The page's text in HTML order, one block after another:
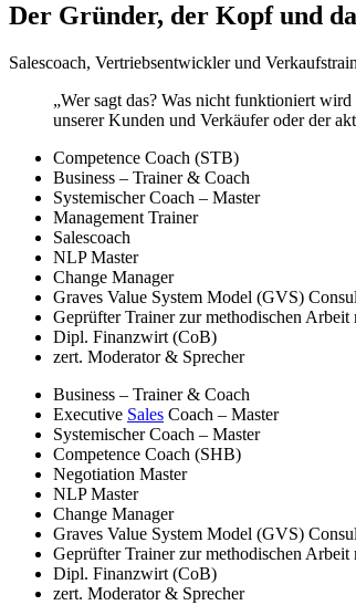
Der Gründer, der Kopf und
Salescoach, Vertriebsentwickler und
„Wer sagt das? Was nicht funktioniert
unserer Kunden und Verkäufer oder der
Competence Coach (STB)
Business – Trainer & Coach
Systemischer Coach – Master
Management Trainer
Salescoach
NLP Master
Change Manager
Graves Value System Model (GVS)
Geprüfter Trainer zur methodischen
Dipl. Finanzwirt (CoB)
zert. Moderator & Sprecher
Business – Trainer & Coach
Executive Sales Coach – Master
Systemischer Coach – Master
Competence Coach (SHB)
Negotiation Master
NLP Master
Change Manager
Graves Value System Model (GVS)
Geprüfter Trainer zur methodischen
Dipl. Finanzwirt (CoB)
zert. Moderator & Sprecher